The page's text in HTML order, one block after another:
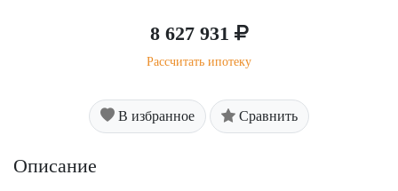
8 627 931
Рассчитать ипотеку
В избранное Сравнить
Описание